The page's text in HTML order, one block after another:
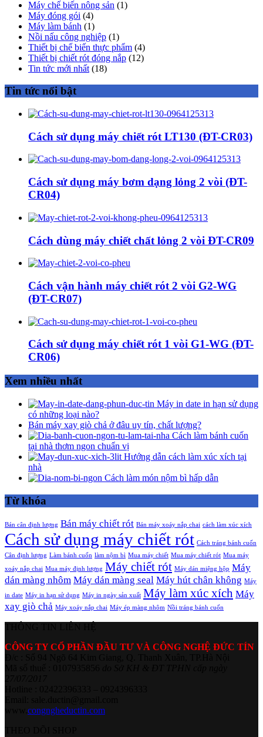
Máy chế biến nông sản (1)
Máy đóng gói (4)
Máy làm bánh (1)
Nồi nấu công nghiệp (1)
Thiết bị chế biến thực phẩm (4)
Thiết bị chiết rót đóng nắp (12)
Tin tức mới nhất (18)
Tin tức nổi bật
Cách sử dụng máy chiết rót LT130 (ĐT-CR03)
Cách sử dụng máy bơm dạng lỏng 2 vòi (ĐT-
CR04)
Cách dùng máy chiết chất lỏng 2 vòi ĐT-CR09
Cách vận hành máy chiết rót 2 vòi G2-WG
(ĐT-CR07)
Cách sử dụng máy chiết rót 1 vòi G1-WG (ĐT-
CR06)
Xem nhiều nhất
Máy in date in hạn sử dụng
có những loại nào?
Bán máy xay giò chả ở đâu uy tín, chất lượng?
Cách làm bánh cuốn
tại nhà thơm ngon chuẩn vị
Hướng dẫn cách làm xúc xích tại
nhà
Cách làm món nộm bì hấp dẫn
Từ khóa
Bán cân định lượng Bán máy chiết rót Bán máy xoáy nắp chai cách làm xúc xích
Cách sử dụng máy chiết rót Cách tráng bánh cuốn
Cân định lượng Làm bánh cuốn làm nộm bì Mua máy chiết Mua máy chiết rót Mua máy
xoáy nắp chai Mua máy định lượng Máy chiết rót Máy dán miệng hộp Máy
dán màng nhôm Máy dán màng seal Máy hút chân không Máy
in date Máy in hạn sử dụng Máy in ngày sản xuất Máy làm xúc xích Máy
xay giò chả Máy xoáy nắp chai Máy ép màng nhôm Nồi tráng bánh cuốn
CÔNG TY CỔ PHẦN ĐẦU TƯ VÀ CÔNG NGHỆ ĐỨC TÍN
congngheductin.com